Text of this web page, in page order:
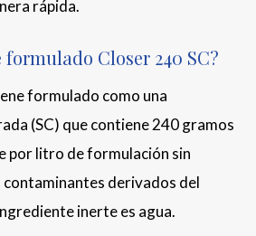
rápida.
Closer 240 SC?
formulado como una
(SC) que contiene 240 gramos
por litro de formulación sin
derivados del
inerte es agua.